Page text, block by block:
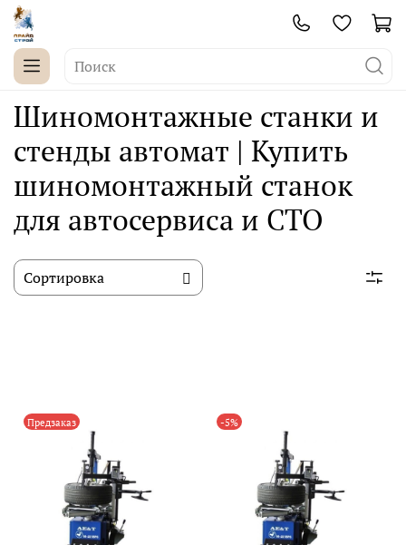
Шиномонтажные станки и
стенды автомат | Купить
шиномонтажный станок
для автосервиса и СТО
Предзаказ -5%